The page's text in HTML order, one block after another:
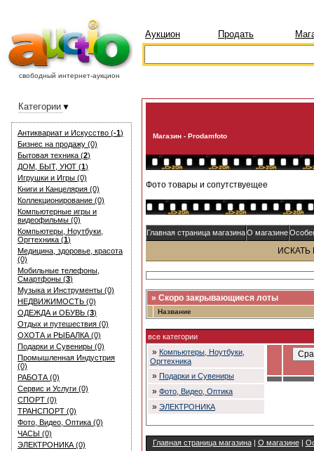
свободный интернет-аукцион
Аукцион Продать
Антиквариат и Искуcство (-1)
Бизнес на продажу (0)
Бытовая техника (2)
ДОМ, БЫТ, УЮТ (1)
Игрушки и Игры (0)
Книги и Канцелярия (0)
Коллекционирование (0)
Компьютерные игры и
видеофильмы (0)
Компьютеры, Ноутбуки,
Оргтехника (1)
Медицина, здоровье, красота
(0)
Мобильные телефоны,
Смартфоны (3)
Музыка и Инструменты (0)
НЕДВИЖИМОСТЬ (0)
ОДЕЖДА и ОБУВЬ (3)
Отдых и путешествия (0)
ОХОТА и РЫБАЛКА (0)
Подарки и Сувениры (0)
Промышленная Индустрия
(0)
РАБОТА (0)
Сервис и Услуги (0)
СПОРТ (0)
ТРАНСПОРТ (0)
Фото, Видео, Оптика (0)
ЧАСЫ (0)
ЭЛЕКТРОНИКА (0)
Категории
Магазин - Prodamfoto
Фото товары и сопутствуещее
Главная страница магазинаО магазине
» Скоро закрывающиеся лоты
Название
все категории
» Компьютеры, Ноутбуки,
Оргтехника
» Подарки и Сувениры
» Фото, Видео, Оптика
» ЭЛЕКТРОНИКА
Главная страница магазина| О магазине|